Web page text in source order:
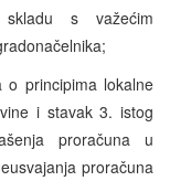
s važećim
principima lokalne
i stavak 3. istog
proračuna u
proračuna